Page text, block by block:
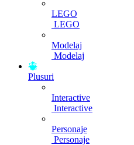
LEGO
LEGO
Modelaj
Modelaj
Plusuri
Interactive
Interactive
Personaje
Personaje